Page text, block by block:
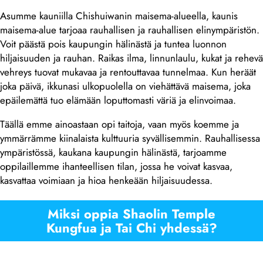
Asumme kauniilla Chishuiwanin maisema-alueella, kaunis
maisema-alue tarjoaa rauhallisen ja rauhallisen elinympäristön.
Voit päästä pois kaupungin hälinästä ja tuntea luonnon
hiljaisuuden ja rauhan. Raikas ilma, linnunlaulu, kukat ja rehevä
vehreys tuovat mukavaa ja rentouttavaa tunnelmaa. Kun heräät
joka päivä, ikkunasi ulkopuolella on viehättävä maisema, joka
epäilemättä tuo elämään loputtomasti väriä ja elinvoimaa.
Täällä emme ainoastaan opi taitoja, vaan myös koemme ja
ymmärrämme kiinalaista kulttuuria syvällisemmin. Rauhallisessa
ympäristössä, kaukana kaupungin hälinästä, tarjoamme
oppilaillemme ihanteellisen tilan, jossa he voivat kasvaa,
kasvattaa voimiaan ja hioa henkeään hiljaisuudessa.
Miksi oppia Shaolin Temple
Kungfua ja Tai Chi yhdessä?